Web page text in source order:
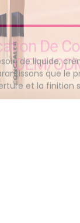
De
OEM/